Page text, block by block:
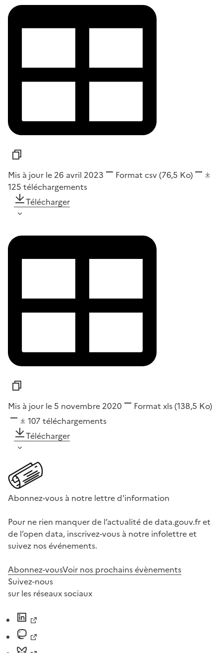
Mis à jour le 26 avril 2023 Format csv(76,5 Ko)
125 téléchargements
Télécharger
Mis à jour le 5 novembre 2020 Format xls(138,5 Ko)
107 téléchargements
Télécharger
Abonnez-vous à notre lettre d'information
Pour ne rien manquer de l’actualité de data.gouv.fr et
de l’open data, inscrivez-vous à notre infolettre et
suivez nos événements.
Abonnez-vousVoir nos prochains évènements
Suivez-nous
sur les réseaux sociaux